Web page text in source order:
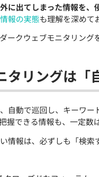
外に出てしまった情報を、
報の実態も理解を深めて
ークウェブモニタリング
タリングは「
自動で巡回し、キーワ
握できる情報も、一定数
情報は、必ずしも「検索